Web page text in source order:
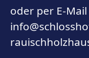
oder per E-Mail